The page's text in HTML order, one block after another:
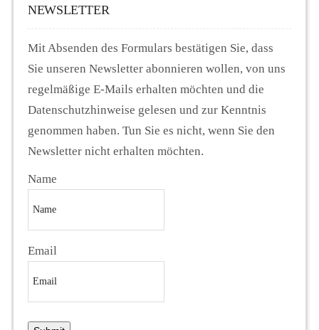
NEWSLETTER
Mit Absenden des Formulars bestätigen Sie, dass
Sie unseren Newsletter abonnieren wollen, von uns
regelmäßige E-Mails erhalten möchten und die
Datenschutzhinweise gelesen und zur Kenntnis
genommen haben. Tun Sie es nicht, wenn Sie den
Newsletter nicht erhalten möchten.
Name
Email